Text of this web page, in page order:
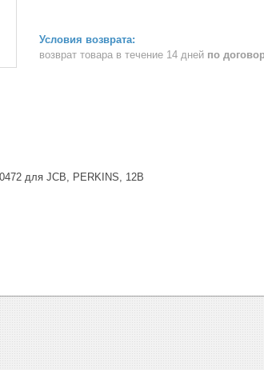
возврат товара в течение 14 дней по
для JCB, PERKINS, 12В